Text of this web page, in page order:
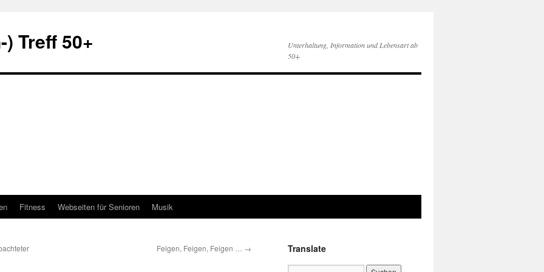
Treff 50+
Unterhaltung, Information und Lebensart ab
50+
Fitness Webseiten für Senioren Musik
Feigen, Feigen, Feigen … → Translate